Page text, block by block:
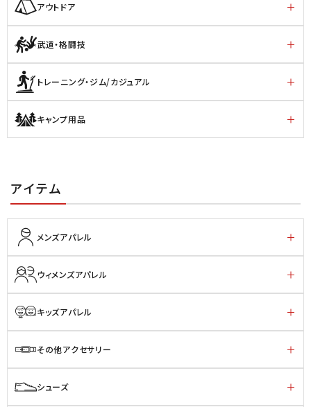
アウトドア
武道・格闘技
トレーニング・ジム/カジュアル
キャンプ用品
アイテム
メンズアパレル
ウィメンズアパレル
キッズアパレル
その他アクセサリー
シューズ